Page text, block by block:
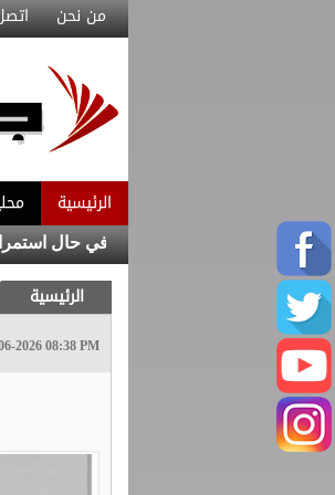
من نحن
الرئيسية
من اتخاذ إجراءات مضادة في حال استمرارها
الرئيسية
2026 08:38 PM